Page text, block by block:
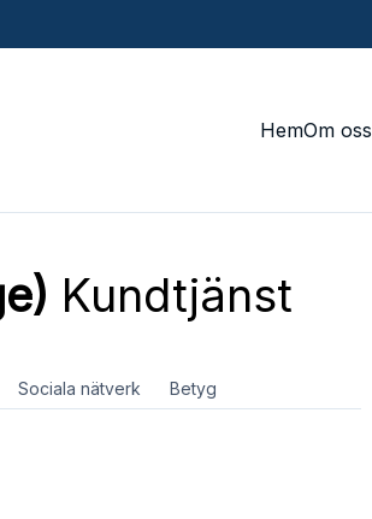
HemOm oss
Kundtjänst
Sociala nätverk Betyg